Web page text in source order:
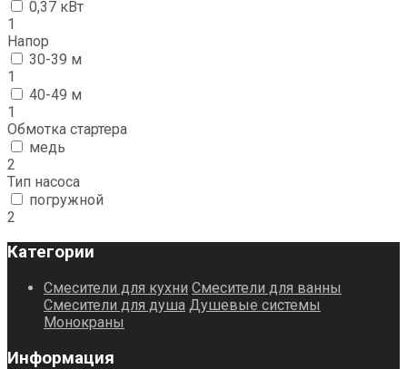
0,37 кВт
1
Напор
30-39 м
1
40-49 м
1
Обмотка стартера
медь
2
Тип насоса
погружной
2
Категории
Смесители для кухни Смесители для ванны
Смесители для душа Душевые системы
Монокраны
Информация